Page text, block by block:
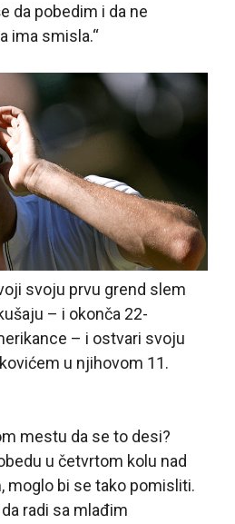
da pobedim i da ne
ima smisla.“
svoju prvu grend slem
– i okonča 22-
– i ostvari svoju
u njihovom 11.
mestu da se to desi?
u četvrtom kolu nad
moglo bi se tako pomisliti.
radi sa mlađim